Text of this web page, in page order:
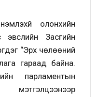
олонхийн
эвслийн Засгийн
“Эрх чөлөөний
гараад байна.
парламентын